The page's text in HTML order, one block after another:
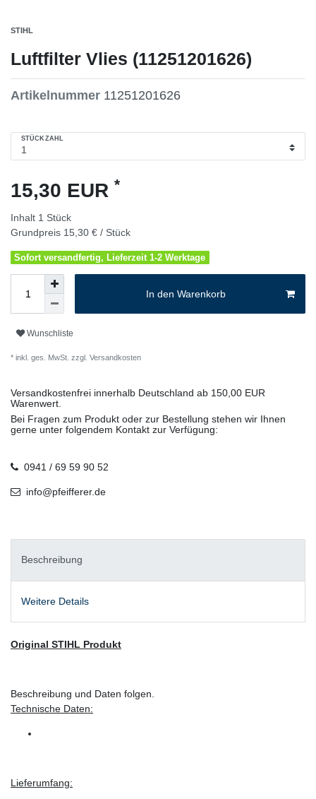
STIHL
Luftfilter Vlies (11251201626)
Artikelnummer 11251201626
STÜCKZAHL
15,30 EUR *
Inhalt 1 Stück
Grundpreis 15,30 € / Stück
Sofort versandfertig, Lieferzeit 1-2 Werktage
In den Warenkorb
Wunschliste
* inkl. ges. MwSt. zzgl. Versandkosten
Versandkostenfrei innerhalb Deutschland ab 150,00 EUR
Warenwert.
Bei Fragen zum Produkt oder zur Bestellung stehen wir Ihnen
gerne unter folgendem Kontakt zur Verfügung:
0941 / 69 59 90 52
info@pfeifferer.de
Beschreibung
Weitere Details
Original STIHL Produkt
Beschreibung und Daten folgen.
Technische Daten:
Lieferumfang: